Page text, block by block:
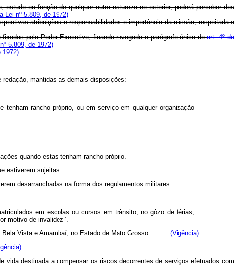
ou função de qualquer outra natureza no exterior, poderá perceber dos
Lei nº 5.809, de 1972)
atribuições e responsabilidades e importância da missão, respeitada a
pelo Poder Executivo, ficando revogado o parágrafo único doart. 4º do
5.809, de 1972)
1972)
redação, mantidas as demais disposições:
rancho próprio, ou em serviço em qualquer organização
quando estas tenham rancho próprio.
estiverem sujeitas.
desarranchadas na forma dos regulamentos militares.
em escolas ou cursos em trânsito, no gôzo de férias,
motivo de invalidez’’.
Bela Vista e Amambaí, no Estado de Mato Grosso. (Vigência)
destinada a compensar os riscos decorrentes de serviços efetuados com